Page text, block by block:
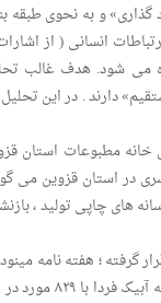
و به نحوی طبقه
انسانی ( از
می شود. هدف غالب
دارند . در این تحلیل
مطبوعات استان
های سراسری در استان قزوین می
رسانه های چاپی تولید ،
هفته نامه تابان با سه هزار و ۵۲۷ مطلب در صدر قرار گرفته ؛ هفته نامه
یک هزار و ۸۱۱ مطلب ، روزنامه ولایت با یک هزار و ۸۷ مطلب ، ماهنامه نسیم قزوین با ۸۶۶